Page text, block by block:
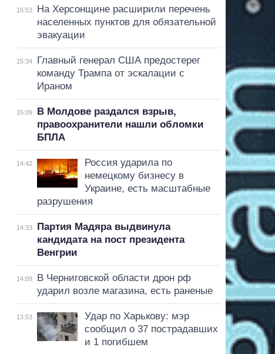
15:53
На Херсонщине расширили перечень
населенных пунктов для обязательной
эвакуации
15:34
Главный генерал США предостерег
команду Трампа от эскалации с
Ираном
15:09
В Молдове раздался взрыв,
правоохранители нашли обломки
БПЛА
14:42
Россия ударила по
немецкому бизнесу в
Украине, есть масштабные
разрушения
14:33
Партия Мадяра выдвинула
кандидата на пост президента
Венгрии
14:09
В Черниговской области дрон рф
ударил возле магазина, есть раненые
13:53
Удар по Харькову: мэр
сообщил о 37 пострадавших
и 1 погибшем